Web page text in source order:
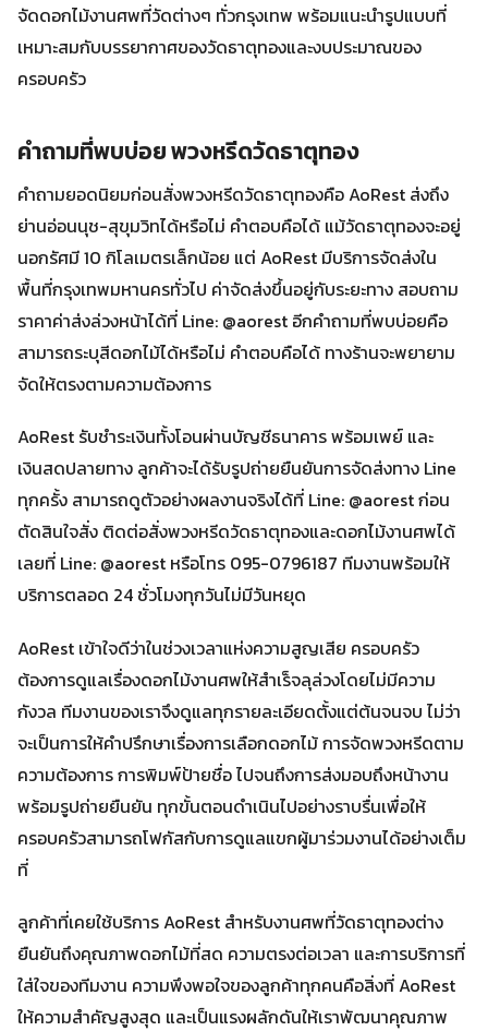
จัดดอกไม้งานศพที่วัดต่างๆ ทั่วกรุงเทพ พร้อมแนะนำรูปแบบที่
เหมาะสมกับบรรยากาศของวัดธาตุทองและงบประมาณของ
ครอบครัว
คำถามที่พบบ่อย พวงหรีดวัดธาตุทอง
คำถามยอดนิยมก่อนสั่งพวงหรีดวัดธาตุทองคือ AoRest ส่งถึง
ย่านอ่อนนุช-สุขุมวิทได้หรือไม่ คำตอบคือได้ แม้วัดธาตุทองจะอยู่
นอกรัศมี 10 กิโลเมตรเล็กน้อย แต่ AoRest มีบริการจัดส่งใน
พื้นที่กรุงเทพมหานครทั่วไป ค่าจัดส่งขึ้นอยู่กับระยะทาง สอบถาม
ราคาค่าส่งล่วงหน้าได้ที่ Line: @aorest อีกคำถามที่พบบ่อยคือ
สามารถระบุสีดอกไม้ได้หรือไม่ คำตอบคือได้ ทางร้านจะพยายาม
จัดให้ตรงตามความต้องการ
AoRest รับชำระเงินทั้งโอนผ่านบัญชีธนาคาร พร้อมเพย์ และ
เงินสดปลายทาง ลูกค้าจะได้รับรูปถ่ายยืนยันการจัดส่งทาง Line
ทุกครั้ง สามารถดูตัวอย่างผลงานจริงได้ที่ Line: @aorest ก่อน
ตัดสินใจสั่ง ติดต่อสั่งพวงหรีดวัดธาตุทองและดอกไม้งานศพได้
เลยที่ Line: @aorest หรือโทร 095-0796187 ทีมงานพร้อมให้
บริการตลอด 24 ชั่วโมงทุกวันไม่มีวันหยุด
AoRest เข้าใจดีว่าในช่วงเวลาแห่งความสูญเสีย ครอบครัว
ต้องการดูแลเรื่องดอกไม้งานศพให้สำเร็จลุล่วงโดยไม่มีความ
กังวล ทีมงานของเราจึงดูแลทุกรายละเอียดตั้งแต่ต้นจนจบ ไม่ว่า
จะเป็นการให้คำปรึกษาเรื่องการเลือกดอกไม้ การจัดพวงหรีดตาม
ความต้องการ การพิมพ์ป้ายชื่อ ไปจนถึงการส่งมอบถึงหน้างาน
พร้อมรูปถ่ายยืนยัน ทุกขั้นตอนดำเนินไปอย่างราบรื่นเพื่อให้
ครอบครัวสามารถโฟกัสกับการดูแลแขกผู้มาร่วมงานได้อย่างเต็ม
ที่
ลูกค้าที่เคยใช้บริการ AoRest สำหรับงานศพที่วัดธาตุทองต่าง
ยืนยันถึงคุณภาพดอกไม้ที่สด ความตรงต่อเวลา และการบริการที่
ใส่ใจของทีมงาน ความพึงพอใจของลูกค้าทุกคนคือสิ่งที่ AoRest
ให้ความสำคัญสูงสุด และเป็นแรงผลักดันให้เราพัฒนาคุณภาพ